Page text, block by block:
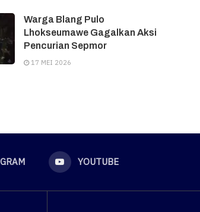
Warga Blang Pulo
Lhokseumawe Gagalkan Aksi
Pencurian Sepmor
17 MEI 2026
YOUTUBE